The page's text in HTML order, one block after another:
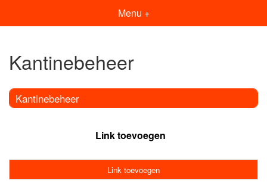
Menu +
Kantinebeheer
Kantinebeheer
Link toevoegen
Link toevoegen